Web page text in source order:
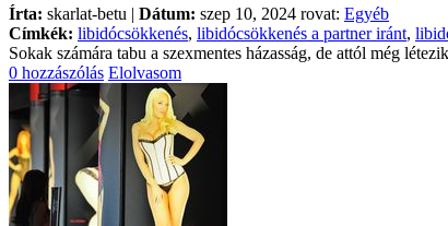
Írta: skarlat-betu | Dátum: szep 10, 2024 rovat: Egyéb
Címkék: libidócsökkenés, libidócsökkenés a partner iránt,
Sokak számára tabu a szexmentes házasság, de attól még
0 hozzászólás Elolvasom